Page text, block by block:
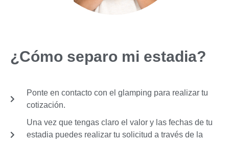
¿Cómo separo mi estadia?
Ponte en contacto con el glamping para realizar tu
cotización.
Una vez que tengas claro el valor y las fechas de tu
estadia puedes realizar tu solicitud a través de la